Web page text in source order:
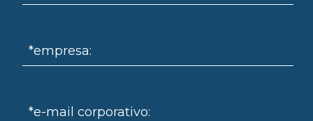
*empresa:
*e-mail corporativo: